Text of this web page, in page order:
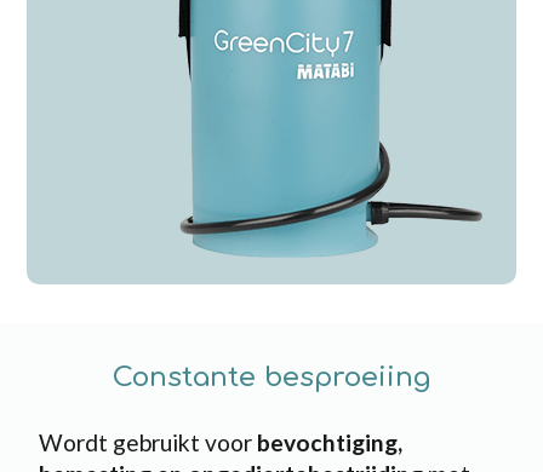
Constante besproeiing
Wordt gebruikt voor bevochtiging,